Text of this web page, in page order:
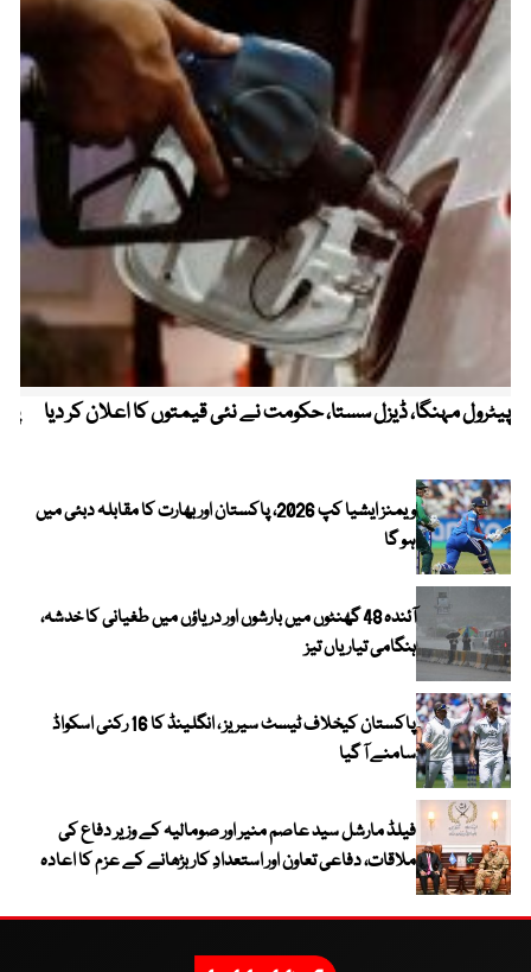
پیٹرول مہنگا، ڈیزل سستا، حکومت نے نئی قیمتوں کا اعلان کر دیا
ویمنز ایشیا کپ 2026، پاکستان اور بھارت کا مقابلہ دبئی میں
ہو گا
آئندہ 48 گھنٹوں میں بارشوں اور دریاؤں میں طغیانی کا خدشہ،
ہنگامی تیاریاں تیز
پاکستان کیخلاف ٹیسٹ سیریز ، انگلینڈ کا 16 رکنی اسکواڈ
سامنے آ گیا
فیلڈ مارشل سید عاصم منیر اور صومالیہ کے وزیر دفاع کی
ملاقات، دفاعی تعاون اور استعدادِ کار بڑھانے کے عزم کا اعادہ